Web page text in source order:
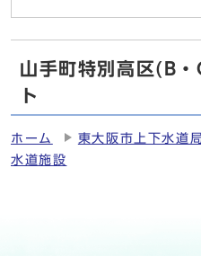
山手町特別高区(B
ト
ホーム 東大阪市上下水道
水道施設